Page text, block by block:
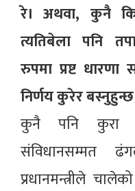
रे। अथवा, कुनै
त्यतिबेला पनि
रुपमा प्रष्ट
निर्णय कुरेर
कुनै पनि कुरा
संविधानसम्मत
प्रधानमन्त्रीले